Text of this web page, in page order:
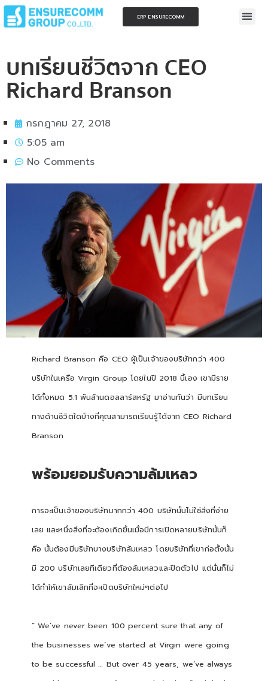
ERP ENSURECOMM
บทเรียนชีวิตจาก CEO
Richard Branson
กรกฎาคม 27, 2018
5:05 am
No Comments
Richard Branson คือ CEO ผู้เป็นเจ้าของบริษัทกว่า 400
บริษัทในเครือ Virgin Group โดยในปี 2018 นี้เอง เขามีราย
ได้ทั้งหมด 5.1 พันล้านดอลลาร์สหรัฐ มาอ่านกันว่า มีบทเรียน
ทางด้านชีวิตใดบ้างที่คุณสามารถเรียนรู้ได้จาก CEO Richard
Branson
พร้อมยอมรับความล้มเหลว
การจะเป็นเจ้าของบริษัทมากกว่า 400 บริษัทนั้นไม่ใช่สิ่งที่ง่าย
เลย และหนึ่งสิ่งที่จะต้องเกิดขึ้นเมื่อมีการเปิดหลายบริษัทนั้นก็
คือ นั้นต้องมีบริษัทบางบริษัทล้มเหลว โดยบริษัทที่เขาก่อตั้งนั้น
มี 200 บริษัทเลยทีเดียวที่ต้องล้มเหลวและปิดตัวไป แต่นั่นก็ไม่
ได้ทำให้เขาล้มเลิกที่จะเปิดบริษัทใหม่ๆต่อไป
“ We’ve never been 100 percent sure that any of
the businesses we’ve started at Virgin were going
to be successful … But over 45 years, we’ve always